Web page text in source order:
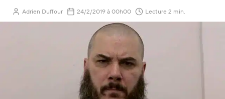
Adrien Duffour 24/2/2019(Mis à jour le)
à 00h00 Lecture 2 min.